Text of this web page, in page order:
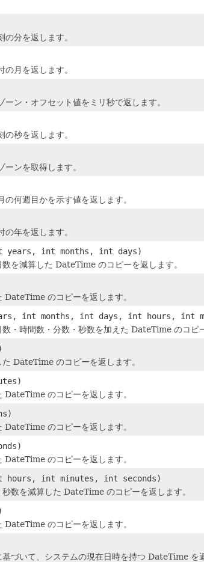
分を返します。
月を返します。
ン・オフセット値をミリ秒で返します。
秒を返します。
ンを取得します。
何週目かを示す値を返します。
年を返します。
years, int months, int days)
を減算した DateTime のコピーを返します。
DateTime のコピーを返します。
int months, int days, int hours, int
・時間数・分数・秒数を加えた DateTime のコピ
DateTime のコピーを返します。
DateTime のコピーを返します。
DateTime のコピーを返します。
DateTime のコピーを返します。
hours, int minutes, int seconds)
数を減算した DateTime のコピーを返します。
DateTime のコピーを返します。
づいて、システムの現在日時を持つ DateTime を